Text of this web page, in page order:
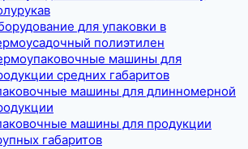
для упаковки в
полиэтилен
машины для
средних габаритов
машины для длинномерной
машины для продукции
габаритов